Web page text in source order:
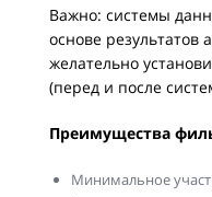
Важно: системы
основе результатов
желательно
(перед и после
Преимущества
Минимальное